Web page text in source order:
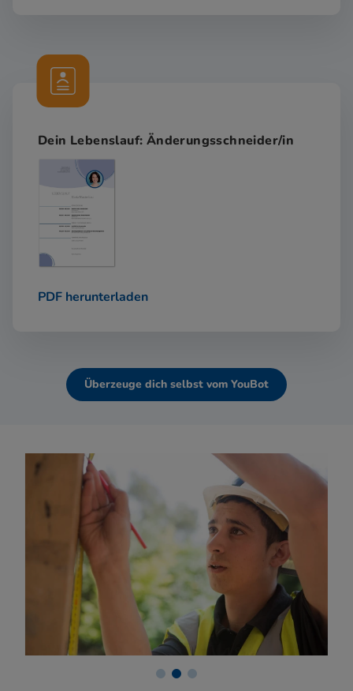
Dein Lebenslauf: Änderungsschneider/in
PDF herunterladen
Überzeuge dich selbst vom YouBot